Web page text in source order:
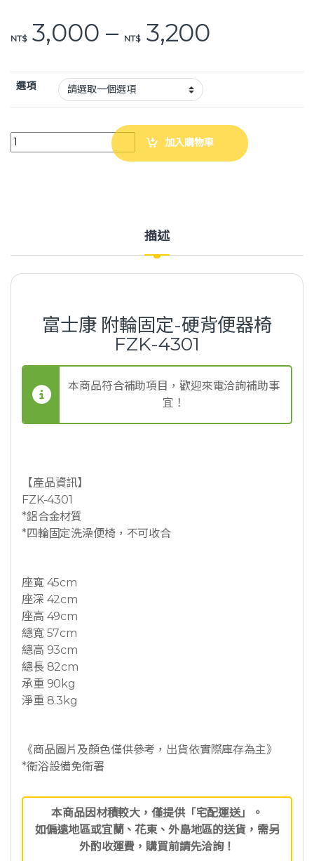
o
o
k
n
k
NT$3,000 – NT$3,200
選項
富士康 FZK-4301 附輪固定-硬背 便器椅 便盆椅 鋁合金 附輪固定
加入購物車
描述
富士康 附輪固定-硬背便器椅
FZK-4301
本商品符合補助項目，歡迎來電洽詢補助事
宜！
【產品資訊】
FZK-4301
*鋁合金材質
*四輪固定洗澡便椅，不可收合
座寬 45cm
座深 42cm
座高 49cm
總寬 57cm
總高 93cm
總長 82cm
承重 90kg
淨重 8.3kg
《商品圖片及顏色僅供參考，出貨依實際庫存為主》
*衛浴設備免衛署
本商品因材積較大，僅提供「宅配運送」。
如偏遠地區或宜蘭、花東、外島地區的送貨，需另
外酌收運費，購買前請先洽詢！